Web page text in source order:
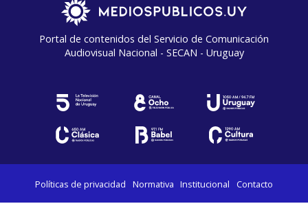
Portal de contenidos del Servicio de Comunicación
Audiovisual Nacional - SECAN - Uruguay
Políticas de privacidad Normativa Institucional Contacto